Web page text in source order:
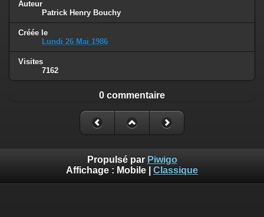
Auteur
Patrick Henry Bouchy
Créée le
Lundi 26 Mai 1986
Visites
7162
0 commentaire
Propulsé par Piwigo
Affichage : Mobile Classique